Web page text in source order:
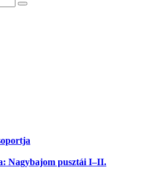
Keresés
Nagybajom pusztái I–II.